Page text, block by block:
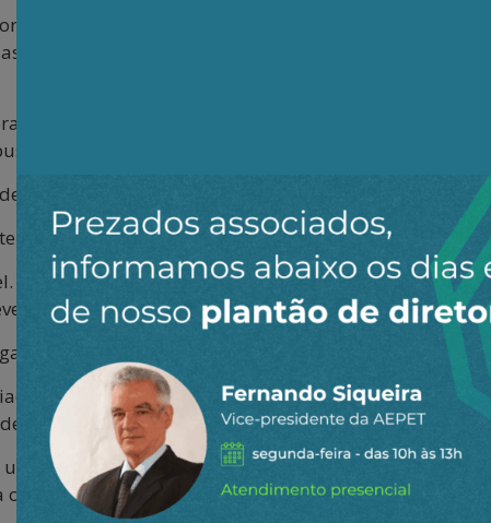
de uma migração para fundos de crédito
por garantias contratuais — teoricamente mais
aproveitando o vácuo deixado pelos bancos
financiamento alternativo encontraram
juros elevados com desaceleração econômica
Empresas tomadoras enfrentam queda no fluxo de
fragilidades invisíveis durante a estruturação.
caminhada da negação contábil.
das condições. Depois, a extensão do prazo de
— quando não há mais escapatória — o
uma ilusão de estabilidade. No caso do Pátria, essa
o futuro.